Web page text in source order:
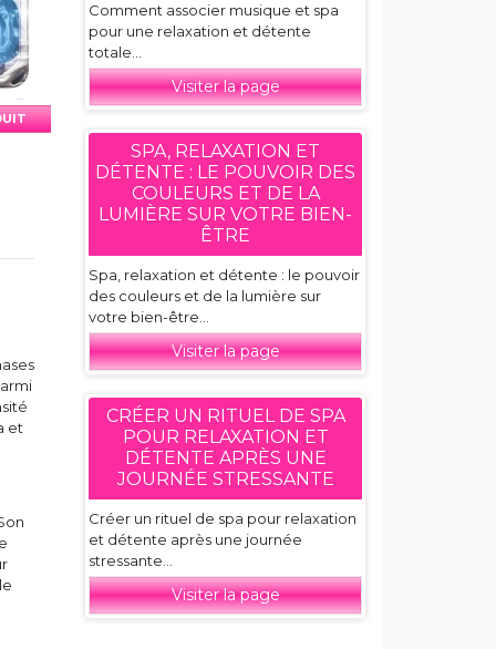
et
Comment associer musique et spa
pour une relaxation et détente
totale...
Visiter la page
SPA, RELAXATION ET
DÉTENTE : LE POUVOIR DES
COULEURS ET DE LA
LUMIÈRE SUR VOTRE BIEN-
ÊTRE
Spa, relaxation et détente : le pouvoir
des couleurs et de la lumière sur
votre bien-être...
Visiter la page
CRÉER UN RITUEL DE SPA
POUR RELAXATION ET
DÉTENTE APRÈS UNE
JOURNÉE STRESSANTE
Créer un rituel de spa pour relaxation
et détente après une journée
stressante...
Visiter la page